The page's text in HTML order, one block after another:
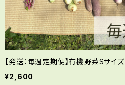
【発送：毎週定期便】有機野菜Sサイズ
¥2,600